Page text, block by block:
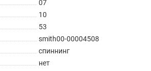
07
10
53
smith00-00004508
спиннинг
нет